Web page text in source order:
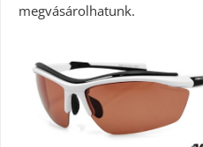
megvásárolhatunk.